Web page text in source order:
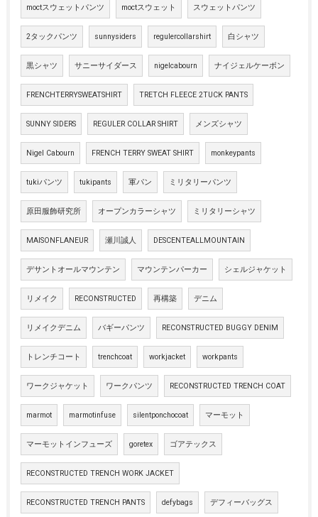
moctスウェットパンツ moctスウェット スウェットパンツ
2タックパンツ sunnysiders regulercollarshirt 白シャツ
黒シャツ サニーサイダース nigelcabourn ナイジェルケーボン
FRENCHTERRYSWEATSHIRT TRETCH FLEECE 2TUCK PANTS
SUNNY SIDERS REGULER COLLAR SHIRT メンズシャツ
Nigel Cabourn FRENCH TERRY SWEAT SHIRT monkeypants
tukiパンツ tukipants 軍パン ミリタリーパンツ
原田服飾研究所 オープンカラーシャツ ミリタリーシャツ
MAISONFLANEUR 瀬川誠人 DESCENTEALLMOUNTAIN
デサントオールマウンテン マウンテンパーカー シェルジャケット
リメイク RECONSTRUCTED 再構築 デニム
リメイクデニム バギーパンツ RECONSTRUCTED BUGGY DENIM
トレンチコート trenchcoat workjacket workpants
ワークジャケット ワークパンツ RECONSTRUCTED TRENCH COAT
marmot marmotinfuse silentponchocoat マーモット
マーモットインフューズ goretex ゴアテックス
RECONSTRUCTED TRENCH WORK JACKET
RECONSTRUCTED TRENCH PANTS defybags デフィーバッグス